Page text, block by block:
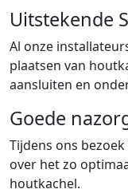
Uitstekende
Al onze
plaatsen van
aansluiten en
Goede
Tijdens ons
over het zo
houtkachel.